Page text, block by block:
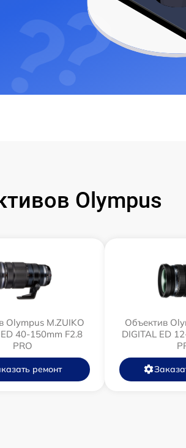
Olympus
Olympus M.ZUIKO
40-150mm F2.8
PRO
ремонт
Объектив
DIGITAL ED